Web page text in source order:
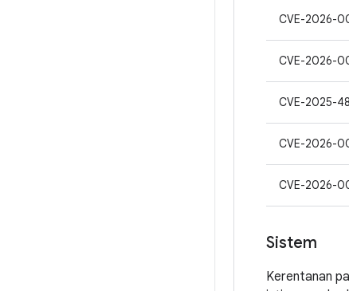
CVE-2026-
CVE-2026-
CVE-2025-
CVE-2026-
CVE-2026-
Sistem
Kerentanan